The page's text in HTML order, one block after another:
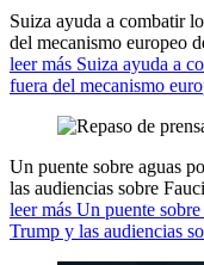
Suiza ayuda a combatir
del mecanismo europeo
leer más Suiza ayuda a
fuera del mecanismo
Un puente sobre aguas
las audiencias sobre Fauci
leer más Un puente
Trump y las audiencias